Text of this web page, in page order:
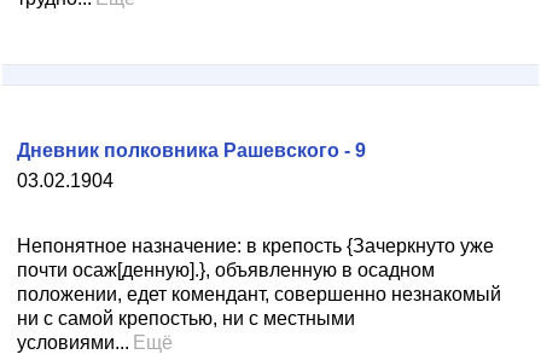
03.02.1904
Дневник полковника Рашевского - 9
Непонятное назначение: в крепость {Зачеркнуто уже
почти осаж[денную].}, объявленную в осадном
положении, едет комендант, совершенно незнакомый
ни с самой крепостью, ни с местными
условиями... Ещё